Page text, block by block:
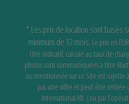
* Les prix de location sont basés
minimum de 12 mois. Le prix en
titre indicatif, calculé au taux de
photos sont communiquées à titre
ou mentionnée sur ce Site est sujette
pas une offre et peut être retirée
International Kft. (ou par